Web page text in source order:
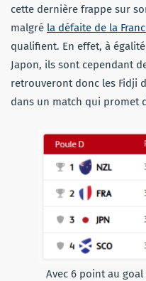
cette dernière frappe sur
malgré la défaite de la
qualifient. En effet, à
Japon, ils sont cependant
retrouveront donc les Fidji
dans un match qui promet
Avec 6 point au